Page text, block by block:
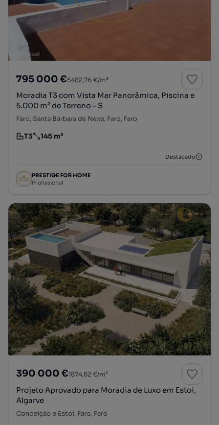
795 000 €5482,76 €/m²
Moradia T3 com Vista Mar Panorâmica, Piscina e
5.000 m² de Terreno – S
Faro, Santa Bárbara de Nexe, Faro, Faro
Tipologia
T3
Preço por metro quadrado
145 m²
Destacado
PRESTIGE FOR HOME
Profissional
390 000 €1874,82 €/m²
Projeto Aprovado para Moradia de Luxo em Estoi,
Algarve
Conceição e Estoi, Faro, Faro